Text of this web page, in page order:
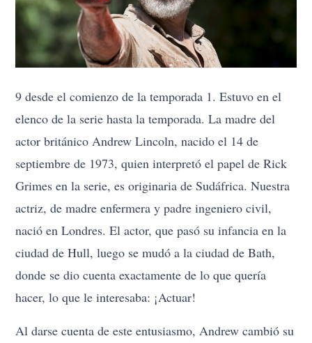
9 desde el comienzo de la temporada 1. Estuvo en el
elenco de la serie hasta la temporada. La madre del
actor británico Andrew Lincoln, nacido el 14 de
septiembre de 1973, quien interpretó el papel de Rick
Grimes en la serie, es originaria de Sudáfrica. Nuestra
actriz, de madre enfermera y padre ingeniero civil,
nació en Londres. El actor, que pasó su infancia en la
ciudad de Hull, luego se mudó a la ciudad de Bath,
donde se dio cuenta exactamente de lo que quería
hacer, lo que le interesaba: ¡Actuar!
Al darse cuenta de este entusiasmo, Andrew cambió su